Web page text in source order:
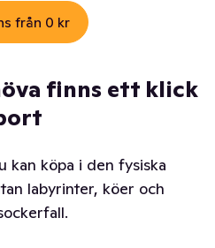
från 0 kr
finns ett klick
kan köpa i den fysiska
labyrinter, köer och